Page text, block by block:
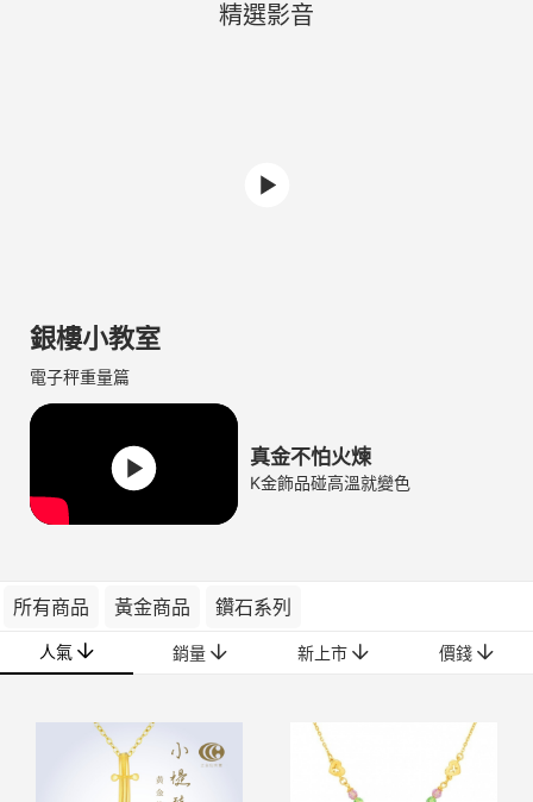
精選影音
銀樓小教室
電子秤重量篇
真金不怕火煉
K金飾品碰高溫就變色
所有商品 黃金商品 鑽石系列
人氣 銷量 新上市 價錢